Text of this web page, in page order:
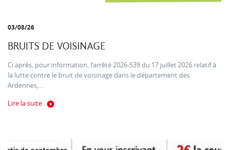
03/08/26
BRUITS DE VOISINAGE
Ci après, pour information, l’arrêté 2026-539 du 17 juillet 2026 relatif à
la lutte contre le bruit de voisinage dans le département des
Ardennes,...
Lire la suite